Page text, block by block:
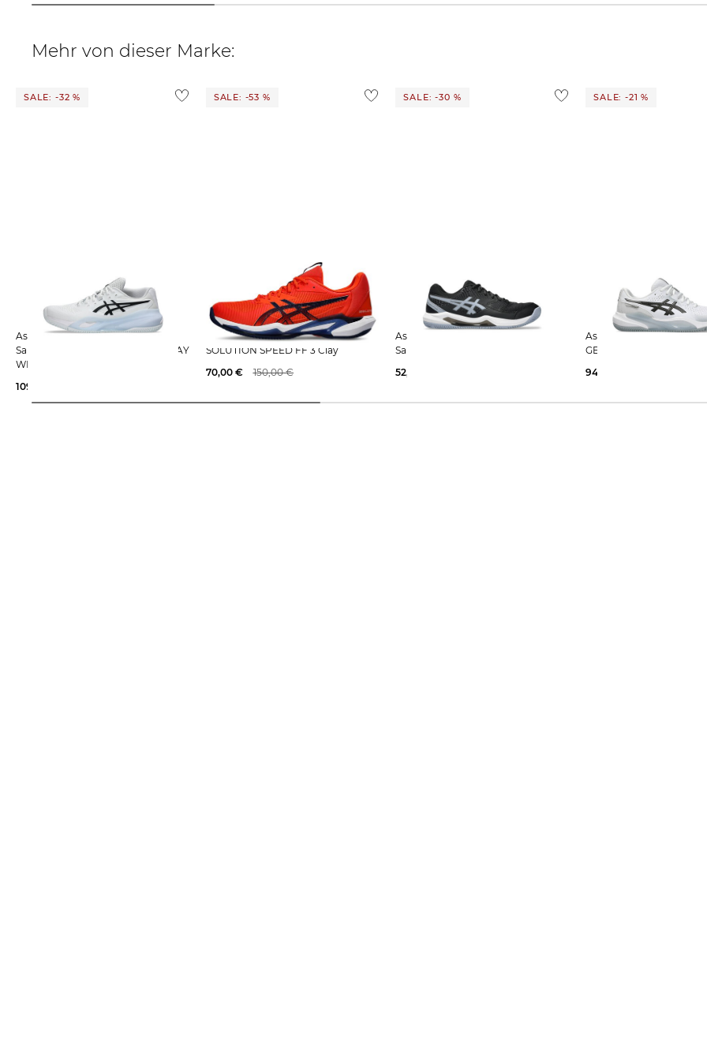
Mehr von dieser Marke:
SALE: -32 %
Asics | Herren Tennisschuhe
Sandplatz GEL-RESOLUTION X CLAY
WIDE
109,35 €
SALE: -53 %
Asics | Herren Tennisschuhe
SOLUTION SPEED FF 3 Clay
70,00 €
150,00 €
SALE: -30 %
Asics | Herren Tennisschuhe
Sandplatz GEL-DEDICATE 8 CLAY
52,79 €
SALE: -21 %
Asics | Herren Tennisschuhe Sand
GEL-CHALLENGER 15 Clay
94,45 €